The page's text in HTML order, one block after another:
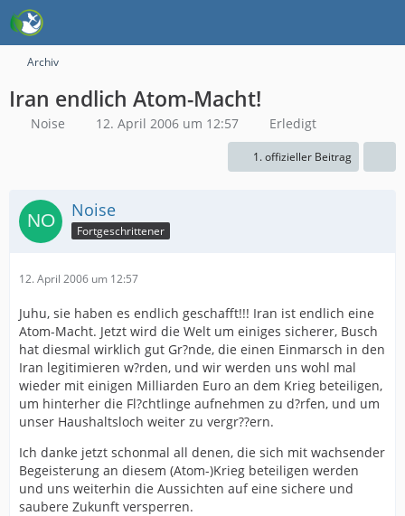
Archiv
Iran endlich Atom-Macht!
Noise 12. April 2006 um 12:57 Erledigt
1. offizieller Beitrag
Noise
Fortgeschrittener
12. April 2006 um 12:57
Juhu, sie haben es endlich geschafft!!! Iran ist endlich eine
Atom-Macht. Jetzt wird die Welt um einiges sicherer, Busch
hat diesmal wirklich gut Gr?nde, die einen Einmarsch in den
Iran legitimieren w?rden, und wir werden uns wohl mal
wieder mit einigen Milliarden Euro an dem Krieg beteiligen,
um hinterher die Fl?chtlinge aufnehmen zu d?rfen, und um
unser Haushaltsloch weiter zu vergr??ern.
Ich danke jetzt schonmal all denen, die sich mit wachsender
Begeisterung an diesem (Atom-)Krieg beteiligen werden
und uns weiterhin die Aussichten auf eine sichere und
saubere Zukunft versperren.